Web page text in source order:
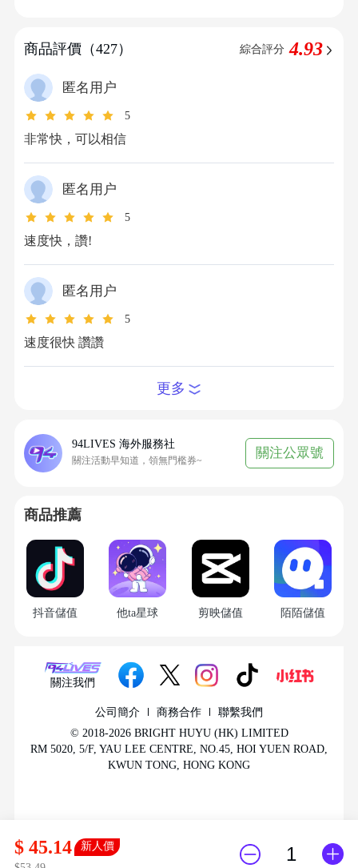
即可；
號。
如何區分抖音國內版和國際版？
Twitter等帳號，官方儲值的商品為金幣（0.99美
金=70金幣）；
抖音： 抖音國內版，專注國內短片業務，登入方
式，官方儲值的商品為鑽石（1元=10鑽石）。
在94LIVES怎麼儲值抖音鑽石？詳細步驟如
下：
第一步：造訪94LIVES
開啟瀏覽器造訪94LIVES官方網站，在搜尋欄輸
94LIVES提供多種鑽石面值選擇：例如980鑽石、
2980鑽石、5180鑽石、15980鑽石等；
第三步：填寫儲值資訊
第四步：選擇付款方式並完成支付
根據所在地區選擇合適的貨幣和支付方式，
94LIVES支援全幣種支付，系統自動以國際匯率
換算，完成支付後訂單進入處理流程；
第五步：確認儲值到賬
訂單顯示完成後，儲值通常在1-2分鐘內完成到
賬，登入抖音客戶端查看鑽石餘額確認到帳情
收貨方式：
1. 商品付款成功後，1-2分鐘內即可到賬；
鐘內完成充值；
3. 若遇到網站訂單較多導致您訂單發貨速度異
帳號安全與風險提示
商品評價（427） 綜合評分 4.93
匿名用户
5
非常快，可以相信
匿名用户
5
速度快，讚!
匿名用户
5
速度很快 讚讚
更多
94LIVES 海外服務社
關注活動早知道，領無門檻券~ 關注公眾號
商品推薦
抖音儲值 他ta星球 剪映儲值 陌陌儲值
關注我們
公司簡介 商務合作
聯繫我們
© 2018-2026 BRIGHT HUYU (HK) LIMITED
RM 5020, 5/F, YAU LEE CENTRE, NO.45, HOI YUEN ROAD,
KWUN TONG, HONG KONG
$ 45.14
新人價